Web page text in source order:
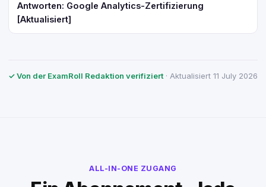
Antworten: Google Analytics-Zertifizierung
[Aktualisiert]
✓ Von der ExamRoll Redaktion verifiziert · Aktualisiert 11 July 2026
ALL-IN-ONE ZUGANG